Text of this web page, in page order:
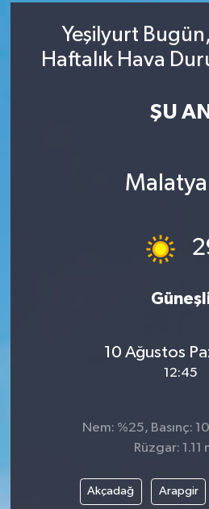
Yeşilyurt Bugün,
Haftalık Hava
ŞU AN
Malatya
10 Ağustos
12:45
Nem: %25, Basınç:
Rüzgar: 1.11
Akçadağ Arapgir
RESMİ İLAN
BİLİM VE TEKNOLOJİ
RESMİ İLAN
Yaşam